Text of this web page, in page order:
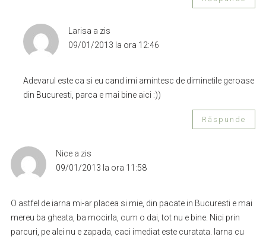
Larisa a zis
09/01/2013 la ora 12:46
Adevarul este ca si eu cand imi amintesc de diminetile geroase
din Bucuresti, parca e mai bine aici :))
Răspunde
Nice a zis
09/01/2013 la ora 11:58
O astfel de iarna mi-ar placea si mie, din pacate in Bucuresti e mai
mereu ba gheata, ba mocirla, cum o dai, tot nu e bine. Nici prin
parcuri, pe alei nu e zapada, caci imediat este curatata. Iarna cu